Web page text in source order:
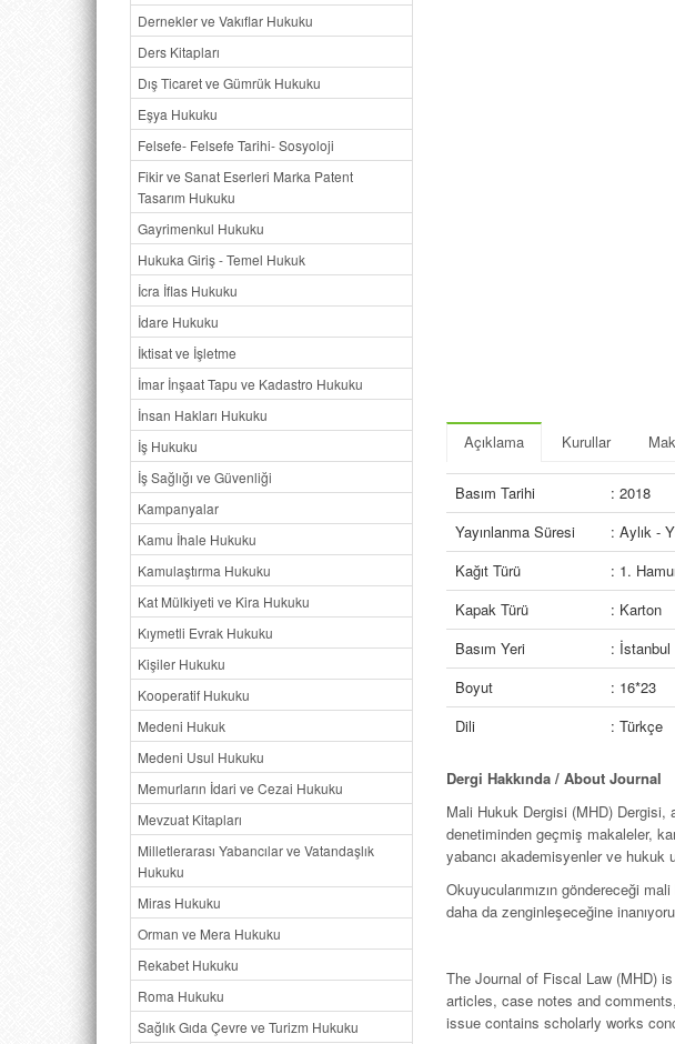
Dernekler ve Vakıflar Hukuku
Ders Kitapları
Dış Ticaret ve Gümrük Hukuku
Eşya Hukuku
Felsefe- Felsefe Tarihi- Sosyoloji
Fikir ve Sanat Eserleri Marka Patent
Tasarım Hukuku
Gayrimenkul Hukuku
Hukuka Giriş - Temel Hukuk
İcra İflas Hukuku
İdare Hukuku
İktisat ve İşletme
İmar İnşaat Tapu ve Kadastro Hukuku
İnsan Hakları Hukuku
İş Hukuku
İş Sağlığı ve Güvenliği
Kampanyalar
Kamu İhale Hukuku
Kamulaştırma Hukuku
Kat Mülkiyeti ve Kira Hukuku
Kıymetli Evrak Hukuku
Kişiler Hukuku
Kooperatif Hukuku
Medeni Hukuk
Medeni Usul Hukuku
Memurların İdari ve Cezai Hukuku
Mevzuat Kitapları
Milletlerarası Yabancılar ve Vatandaşlık
Hukuku
Miras Hukuku
Orman ve Mera Hukuku
Rekabet Hukuku
Roma Hukuku
Sağlık Gıda Çevre ve Turizm Hukuku
Açıklama Kurullar
Basım Tarihi
: 2018
Yayınlanma Süresi
: Aylık -
Kağıt Türü
: 1.
Kapak Türü
: Karton
Basım Yeri
: İstanbul
Boyut
: 16*23
Dili
: Türkçe
Dergi Hakkında / About Journal
Mali Hukuk Dergisi (MHD) Dergisi,
denetiminden geçmiş makaleler,
yabancı akademisyenler ve hukuk
Okuyucularımızın göndereceği
daha da zenginleşeceğine
The Journal of Fiscal Law (MHD)
articles, case notes and
issue contains scholarly works